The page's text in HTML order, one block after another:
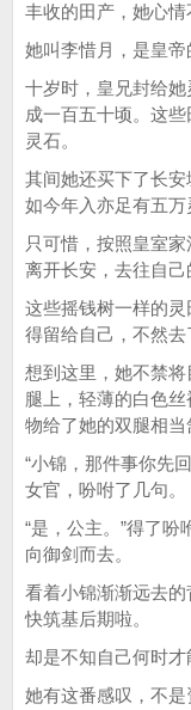
丰收的田产，她心情
她叫李惜月，是皇帝
十岁时，皇兄封给
成一百五十顷。这
灵石。
其间她还买下了长安
如今年入亦足有五万
只可惜，按照皇室
离开长安，去往自己
这些摇钱树一样的
得留给自己，不然去
想到这里，她不禁
腿上，轻薄的白色
物给了她的双腿相当
“小锦，那件事你先
女官，吩咐了几句。
“是，公主。”得了
向御剑而去。
看着小锦渐渐远去
快筑基后期啦。
却是不知自己何时才
她有这番感叹，不